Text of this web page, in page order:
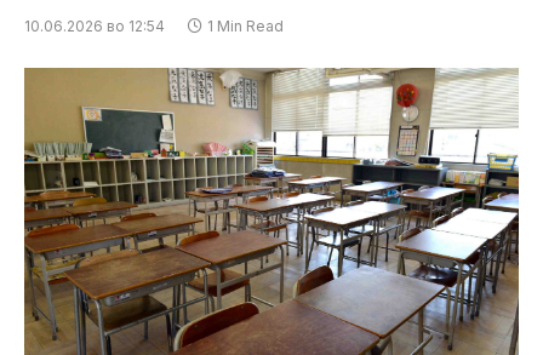
10.06.2026 во 12:54 1 Min Read